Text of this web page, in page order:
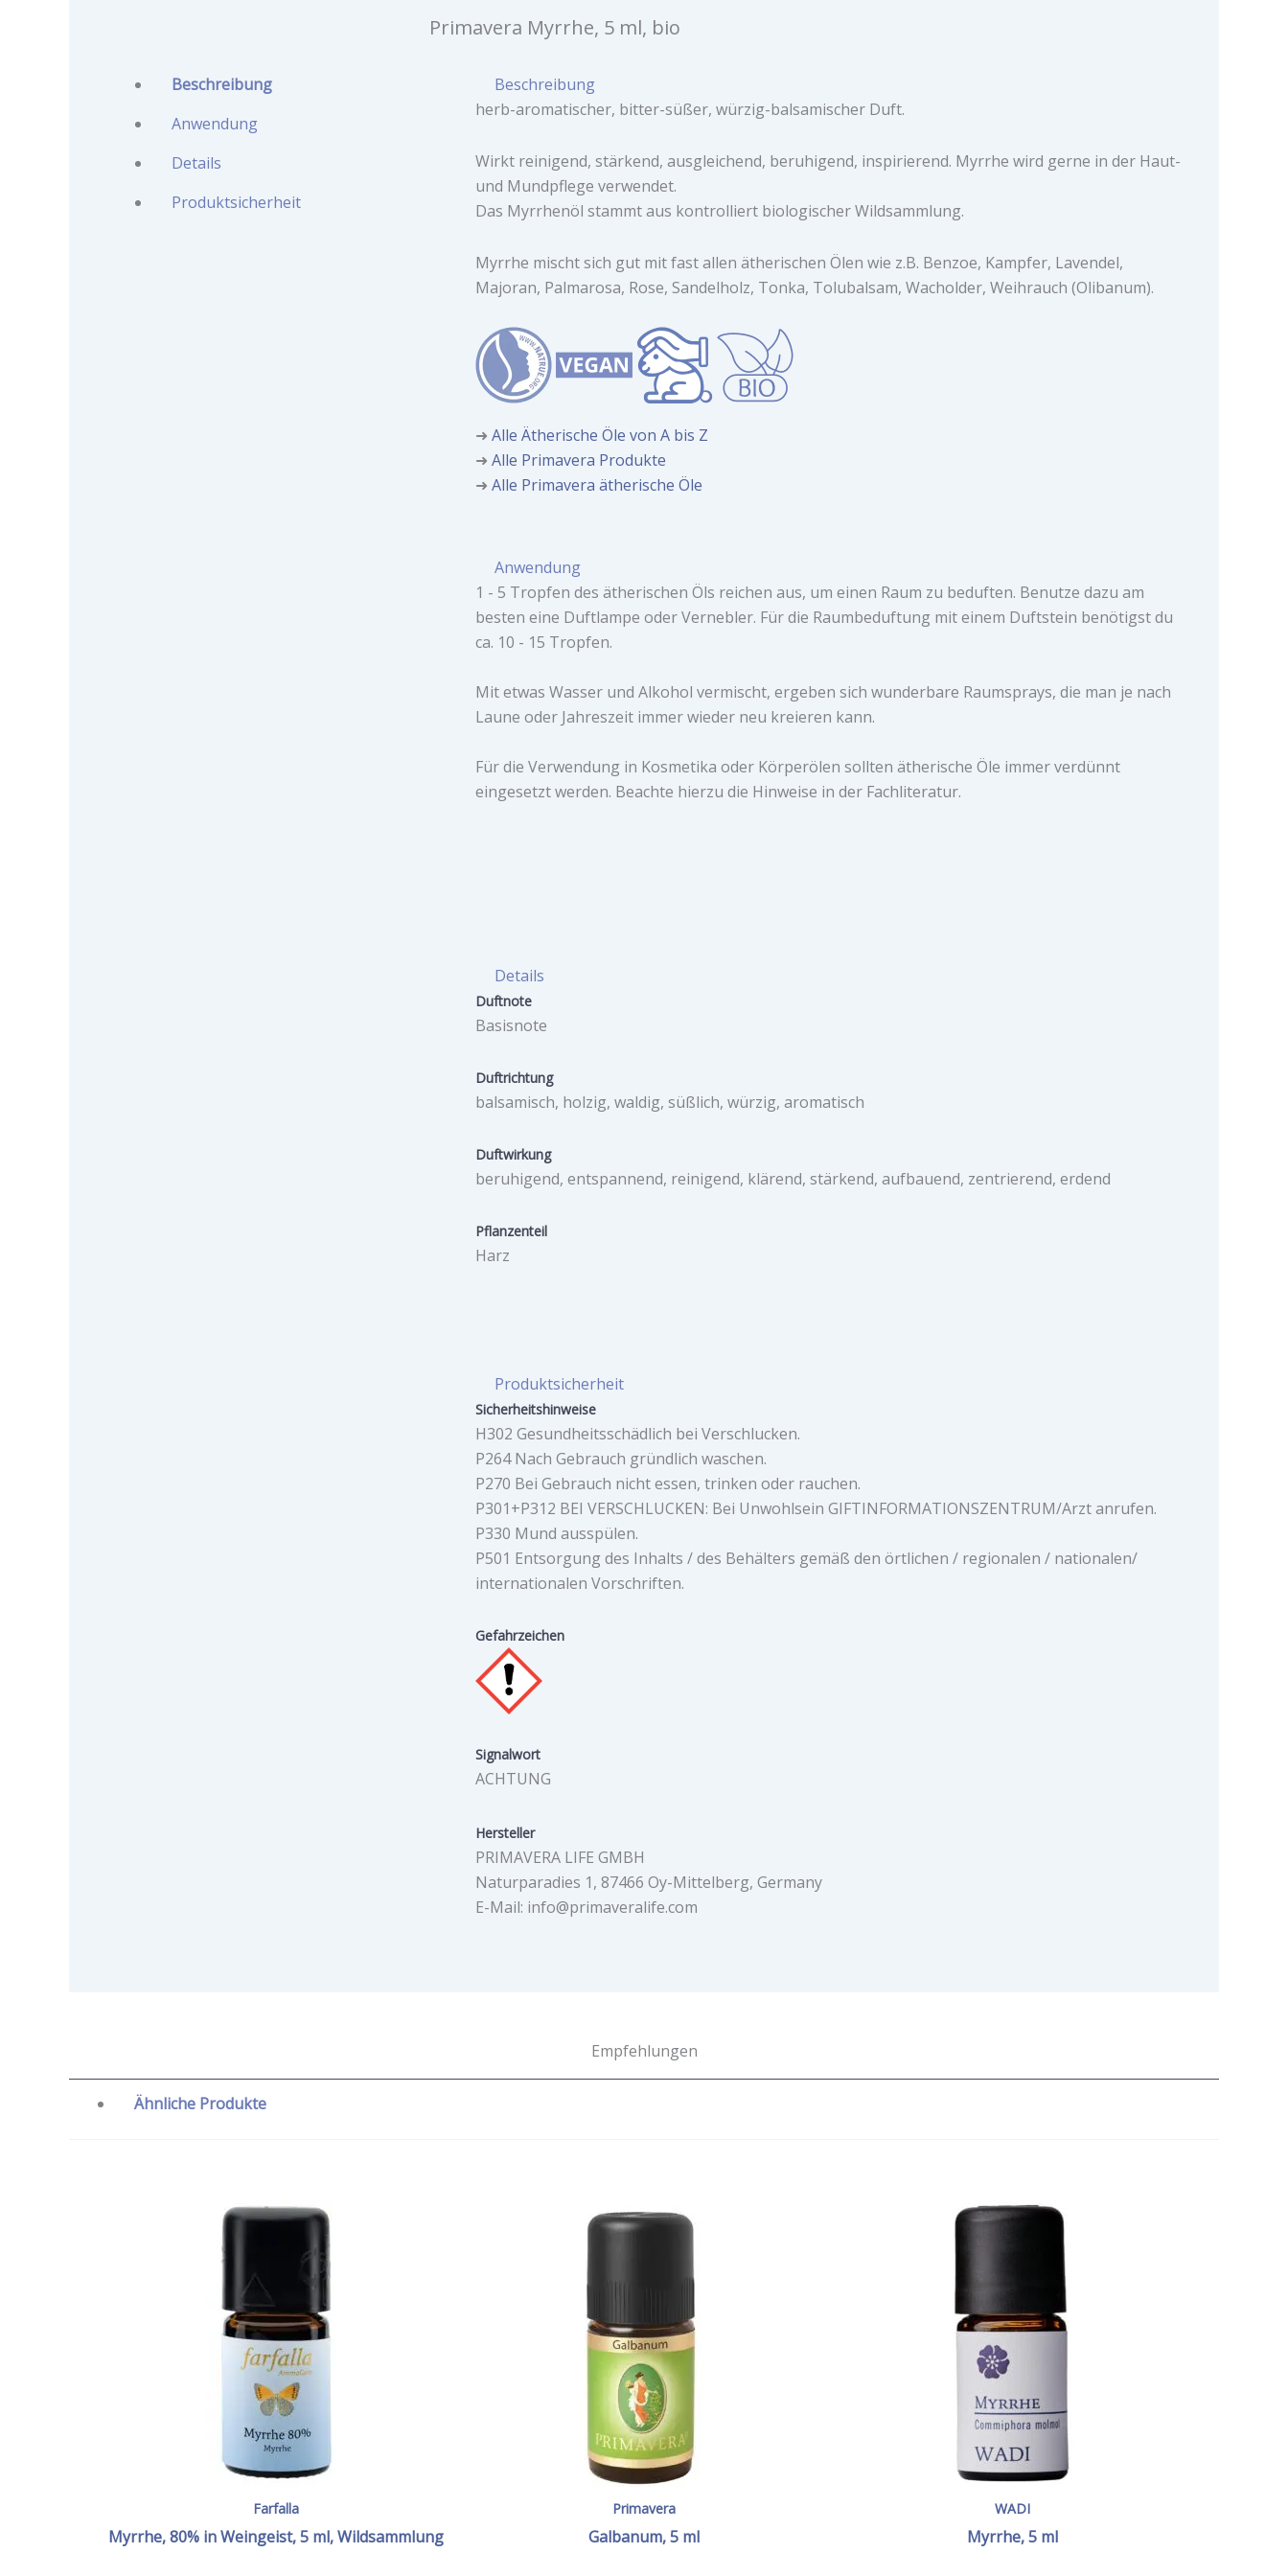
Primavera Myrrhe, 5 ml, bio
Beschreibung
Anwendung
Details
Produktsicherheit
Beschreibung
herb-aromatischer, bitter-süßer, würzig-balsamischer Duft.
Wirkt reinigend, stärkend, ausgleichend, beruhigend, inspirierend. Myrrhe wird gerne in der Haut-
und Mundpflege verwendet.
Das Myrrhenöl stammt aus kontrolliert biologischer Wildsammlung.
Myrrhe mischt sich gut mit fast allen ätherischen Ölen wie z.B. Benzoe, Kampfer, Lavendel,
Majoran, Palmarosa, Rose, Sandelholz, Tonka, Tolubalsam, Wacholder, Weihrauch (Olibanum).
➜ Alle Ätherische Öle von A bis Z
➜ Alle Primavera Produkte
➜ Alle Primavera ätherische Öle
Anwendung
1 - 5 Tropfen des ätherischen Öls reichen aus, um einen Raum zu beduften. Benutze dazu am
besten eine Duftlampe oder Vernebler. Für die Raumbeduftung mit einem Duftstein benötigst du
ca. 10 - 15 Tropfen.
Mit etwas Wasser und Alkohol vermischt, ergeben sich wunderbare Raumsprays, die man je nach
Laune oder Jahreszeit immer wieder neu kreieren kann.
Für die Verwendung in Kosmetika oder Körperölen sollten ätherische Öle immer verdünnt
eingesetzt werden. Beachte hierzu die Hinweise in der Fachliteratur.
Details
Duftnote
Basisnote
Duftrichtung
balsamisch, holzig, waldig, süßlich, würzig, aromatisch
Duftwirkung
beruhigend, entspannend, reinigend, klärend, stärkend, aufbauend, zentrierend, erdend
Pflanzenteil
Harz
Produktsicherheit
Sicherheitshinweise
H302 Gesundheitsschädlich bei Verschlucken.
P264 Nach Gebrauch gründlich waschen.
P270 Bei Gebrauch nicht essen, trinken oder rauchen.
P301+P312 BEI VERSCHLUCKEN: Bei Unwohlsein GIFTINFORMATIONSZENTRUM/Arzt anrufen.
P330 Mund ausspülen.
P501 Entsorgung des Inhalts / des Behälters gemäß den örtlichen / regionalen / nationalen/
internationalen Vorschriften.
Gefahrzeichen
Signalwort
ACHTUNG
Hersteller
PRIMAVERA LIFE GMBH
Naturparadies 1, 87466 Oy-Mittelberg, Germany
E-Mail: info@primaveralife.com
Empfehlungen
Ähnliche Produkte
Farfalla
Myrrhe, 80% in Weingeist, 5 ml, Wildsammlung
Primavera
Galbanum, 5 ml
WADI
Myrrhe, 5 ml